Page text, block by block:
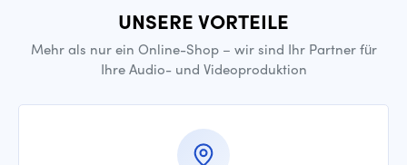
UNSERE VORTEILE
Mehr als nur ein Online-Shop – wir sind Ihr Partner für
Ihre Audio- und Videoproduktion